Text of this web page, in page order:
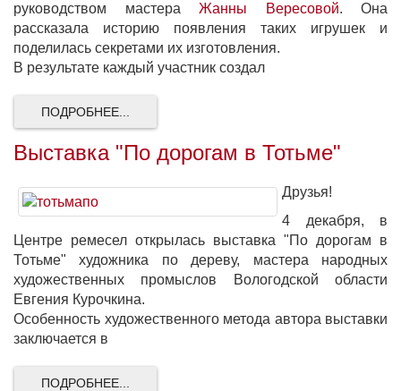
руководством мастера Жанны Вересовой. Она
рассказала историю появления таких игрушек и
поделилась секретами их изготовления.
В результате каждый участник создал
ПОДРОБНЕЕ...
Выставка "По дорогам в Тотьме"
Друзья!
4 декабря, в
Центре ремесел открылась выставка "По дорогам в
Тотьме" художника по дереву, мастера народных
художественных промыслов Вологодской области
Евгения Курочкина.
Особенность художественного метода автора выставки
заключается в
ПОДРОБНЕЕ...